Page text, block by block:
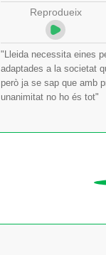
Reprodueix
"Lleida necessita eines
adaptades a la societat
però ja se sap que amb
unanimitat no ho és tot"